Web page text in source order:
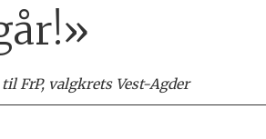
FrP, valgkrets Vest-Agder